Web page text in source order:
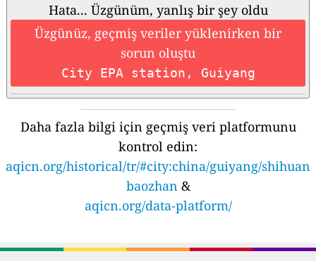
Hata... Üzgünüm, yanlış bir şey oldu
Üzgünüz, geçmiş veriler yüklenirken bir
sorun oluştu
City EPA station, Guiyang
Daha fazla bilgi için geçmiş veri platformunu
kontrol edin:
aqicn.org/historical/tr/#city:china/guiyang/shihuan
baozhan &
aqicn.org/data-platform/